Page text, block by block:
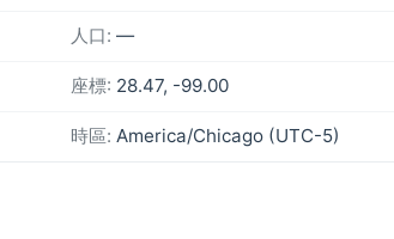
人口: —
座標: 28.47, -99.00
時區: America/Chicago (UTC-5)